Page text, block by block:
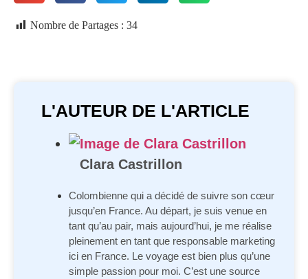
Nombre de Partages : 34
L'AUTEUR DE L'ARTICLE
Clara Castrillon
Colombienne qui a décidé de suivre son cœur
jusqu’en France. Au départ, je suis venue en
tant qu’au pair, mais aujourd’hui, je me réalise
pleinement en tant que responsable marketing
ici en France. Le voyage est bien plus qu’une
simple passion pour moi. C’est une source